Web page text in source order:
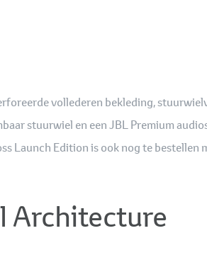
vollederen bekleding,
stuurwiel en een JBL Premium
Launch Edition is ook nog te bestellen
Architecture